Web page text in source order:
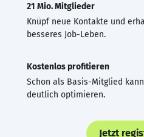
21 Mio. Mitglieder
Knüpf neue Kontakte und
besseres Job-Leben.
Kostenlos profitieren
Schon als Basis-Mitglied
deutlich optimieren.
Jetzt